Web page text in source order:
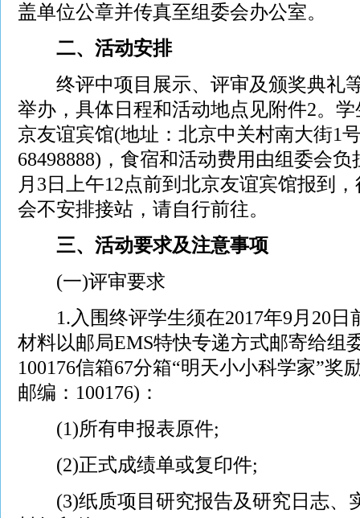
盖单位公章并传真至组委会办公室。
二、活动安排
终评中项目展示、评审及颁奖典礼
举办，具体日程和活动地点见附件2。
京友谊宾馆(地址：北京中关村南大街1
68498888)，食宿和活动费用由组委会
月3日上午12点前到北京友谊宾馆报到
会不安排接站，请自行前往。
三、活动要求及注意事项
(一)评审要求
1.入围终评学生须在2017年9月20日
材料以邮局EMS特快专递方式邮寄给组
100176信箱67分箱“明天小小科学家”奖
邮编：100176)：
(1)所有申报表原件;
(2)正式成绩单或复印件;
(3)纸质项目研究报告及研究日志、